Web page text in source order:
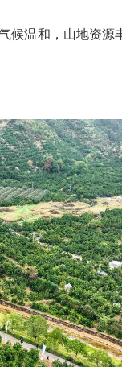
温和，山地资源